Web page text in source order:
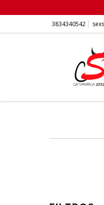
3834340542